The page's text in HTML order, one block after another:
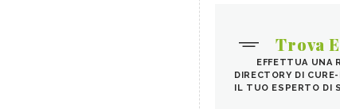
Trova
EFFETTUA UNA
DIRECTORY DI
IL TUO ESPERTO DI